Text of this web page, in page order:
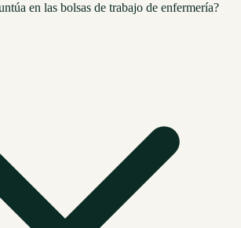
en las bolsas de trabajo de enfermería?